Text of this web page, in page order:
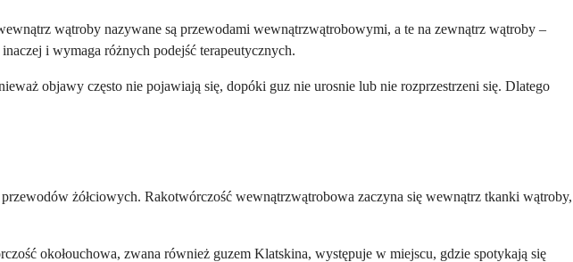
wątroby nazywane są przewodami wewnątrzwątrobowymi, a te na zewnątrz wątroby –
i wymaga różnych podejść terapeutycznych.
objawy często nie pojawiają się, dopóki guz nie urosnie lub nie rozprzestrzeni się. Dlatego
żółciowych. Rakotwórczość wewnątrzwątrobowa zaczyna się wewnątrz tkanki wątroby,
okołouchowa, zwana również guzem Klatskina, występuje w miejscu, gdzie spotykają się